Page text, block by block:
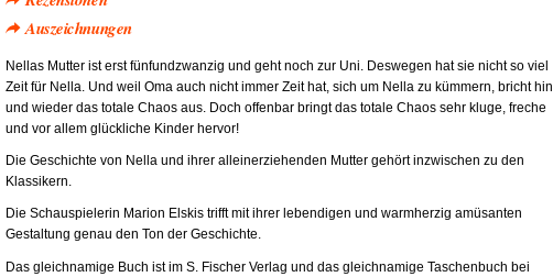
Auszeichnungen
Nellas Mutter ist erst fünfundzwanzig und geht noch zur Uni. Deswegen hat sie nicht so viel
Zeit für Nella. Und weil Oma auch nicht immer Zeit hat, sich um Nella zu kümmern, bricht hin
und wieder das totale Chaos aus. Doch offenbar bringt das totale Chaos sehr kluge, freche
und vor allem glückliche Kinder hervor!
Die Geschichte von Nella und ihrer alleinerziehenden Mutter gehört inzwischen zu den
Klassikern.
Die Schauspielerin Marion Elskis trifft mit ihrer lebendigen und warmherzig amüsanten
Gestaltung genau den Ton der Geschichte.
Das gleichnamige Buch ist im S. Fischer Verlag und das gleichnamige Taschenbuch bei